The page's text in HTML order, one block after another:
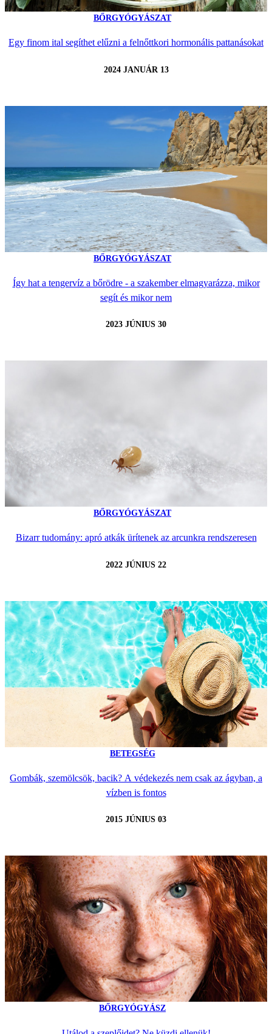
BŐRGYÓGYÁSZAT
Egy finom ital segíthet elűzni a felnőttkori hormonális pattanásokat
2024 JANUÁR 13
BŐRGYÓGYÁSZAT
Így hat a tengervíz a bőrödre - a szakember elmagyarázza, mikor
segít és mikor nem
2023 JÚNIUS 30
BŐRGYÓGYÁSZAT
Bizarr tudomány: apró atkák ürítenek az arcunkra rendszeresen
2022 JÚNIUS 22
BETEGSÉG
Gombák, szemölcsök, bacik? A védekezés nem csak az ágyban, a
vízben is fontos
2015 JÚNIUS 03
BŐRGYÓGYÁSZ